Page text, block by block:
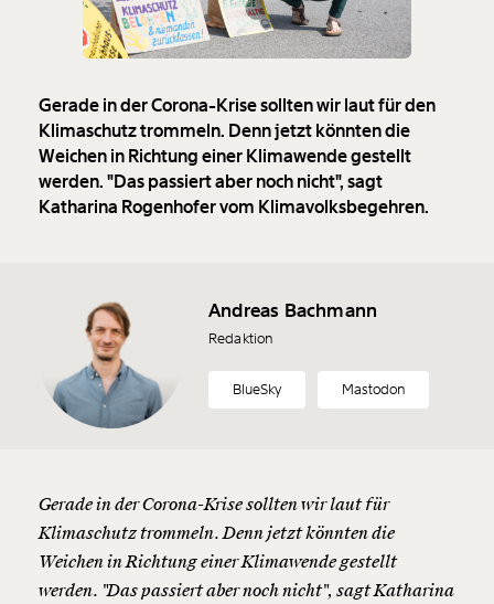
Gerade in der Corona-Krise sollten wir laut für den
Klimaschutz trommeln. Denn jetzt könnten die
Weichen in Richtung einer Klimawende gestellt
werden. "Das passiert aber noch nicht", sagt
Katharina Rogenhofer vom Klimavolksbegehren.
Andreas Bachmann
Redaktion
BlueSky Mastodon
Gerade in der Corona-Krise sollten wir laut für
Klimaschutz trommeln. Denn jetzt könnten die
Weichen in Richtung einer Klimawende gestellt
werden. "Das passiert aber noch nicht", sagt Katharina